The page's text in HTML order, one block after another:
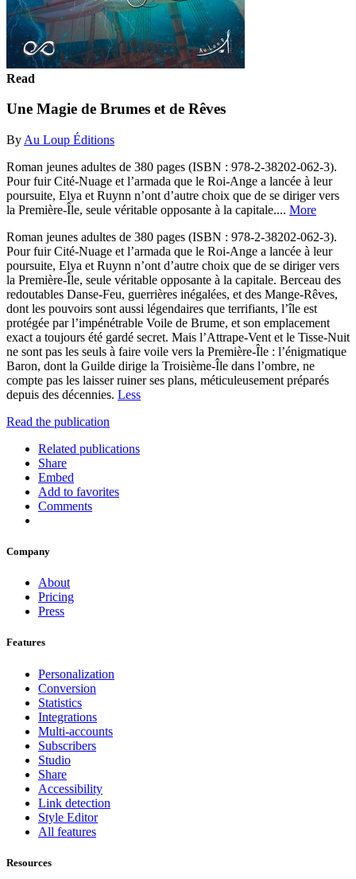
Read
Une Magie de Brumes et de Rêves
By Au Loup Éditions
Roman jeunes adultes de 380 pages (ISBN : 978-2-38202-062-3).
Pour fuir Cité-Nuage et l’armada que le Roi-Ange a lancée à leur
poursuite, Elya et Ruynn n’ont d’autre choix que de se diriger vers
la Première-Île, seule véritable opposante à la capitale.... More
Roman jeunes adultes de 380 pages (ISBN : 978-2-38202-062-3).
Pour fuir Cité-Nuage et l’armada que le Roi-Ange a lancée à leur
poursuite, Elya et Ruynn n’ont d’autre choix que de se diriger vers
la Première-Île, seule véritable opposante à la capitale. Berceau des
redoutables Danse-Feu, guerrières inégalées, et des Mange-Rêves,
dont les pouvoirs sont aussi légendaires que terrifiants, l’île est
protégée par l’impénétrable Voile de Brume, et son emplacement
exact a toujours été gardé secret. Mais l’Attrape-Vent et le Tisse-Nuit
ne sont pas les seuls à faire voile vers la Première-Île : l’énigmatique
Baron, dont la Guilde dirige la Troisième-Île dans l’ombre, ne
compte pas les laisser ruiner ses plans, méticuleusement préparés
depuis des décennies. Less
Read the publication
Related publications
Share
Embed
Add to favorites
Comments
Company
About
Pricing
Press
Features
Personalization
Conversion
Statistics
Integrations
Multi-accounts
Subscribers
Studio
Share
Accessibility
Link detection
Style Editor
All features
Resources